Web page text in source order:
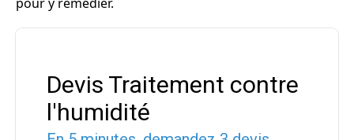
Devis Traitement contre
l'humidité